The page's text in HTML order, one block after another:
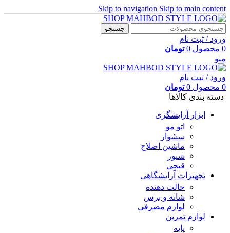
Skip to navigation Skip to main content
جستجو
ورود / ثبت نام
0 محصول 0 تومان
منو
ورود / ثبت نام
0 محصول 0 تومان
دسته بندی کالاها
ابزار آرایشگری
اتو مو
سشوار
ماشین اصلاح
شیور
قیچی
تجهیزات آرایشگاهی
حالت دهنده
شانه و برس
لوازم مصرفی
لوازم تمرین
پایه